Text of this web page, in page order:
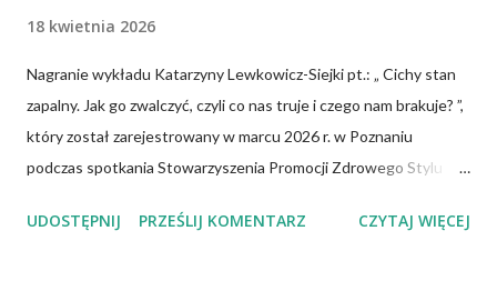
18 kwietnia 2026
Nagranie wykładu Katarzyny Lewkowicz-Siejki pt.: „ Cichy stan
zapalny. Jak go zwalczyć, czyli co nas truje i czego nam brakuje? ”,
który został zarejestrowany w marcu 2026 r. w Poznaniu
podczas spotkania Stowarzyszenia Promocji Zdrowego Stylu
dziennikarka, publicystka, promotorka zdrowego stylu życia,
UDOSTĘPNIJ PRZEŚLIJ KOMENTARZ CZYTAJ WIĘCEJ